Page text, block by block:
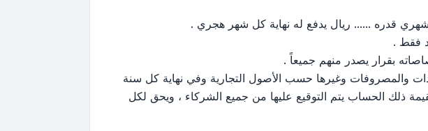
والمصروفات وغيرها حسب الأصول التجارية وفي نهاية كل سنة
ذلك الحساب يتم التوقيع عليها من جميع الشركاء ، ويحق لكل